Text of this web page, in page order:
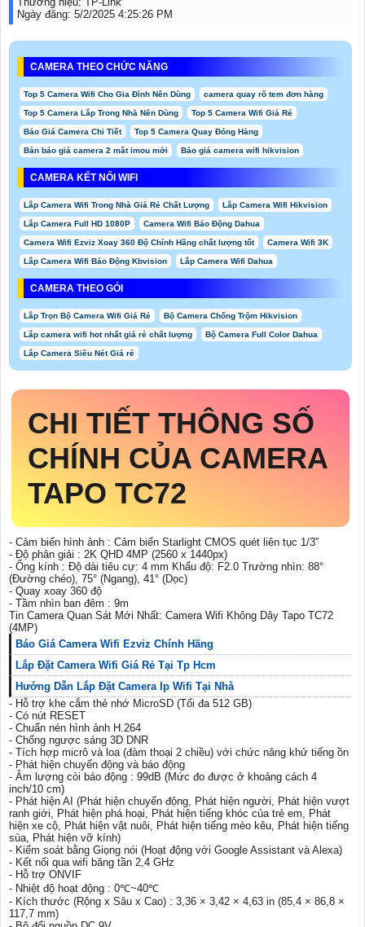
Ngày đăng: 5/2/2025 4:25:26 PM
CAMERA THEO CHỨC NĂNG
Top 5 Camera Wifi Cho Gia Đình Nên Dùng camera quay rõ tem đơn hàng
Top 5 Camera Lắp Trong Nhà Nên Dùng Top 5 Camera Wifi Giá Rẻ
Báo Giá Camera Chi Tiết Top 5 Camera Quay Đóng Hàng
Bản báo giá camera 2 mắt imou mới Báo giá camera wifi hikvision
CAMERA KẾT NỐI WIFI
Lắp Camera Wifi Trong Nhà Giá Rẻ Chất Lượng Lắp Camera Wifi Hikvision
Lắp Camera Full HD 1080P Camera Wifi Báo Động Dahua
Camera Wifi Ezviz Xoay 360 Độ Chính Hãng chất lượng tốt Camera Wifi 3K
Lắp Camera Wifi Báo Động Kbvision Lắp Camera Wifi Dahua
CAMERA THEO GÓI
Lắp Trọn Bộ Camera Wifi Giá Rẻ Bộ Camera Chống Trộm Hikvision
Lắp camera wifi hot nhất giá rẻ chất lượng Bộ Camera Full Color Dahua
Lắp Camera Siêu Nét Giá rẻ
CHI TIẾT THÔNG SỐ
CHÍNH CỦA CAMERA
TAPO TC72
- Cảm biến hình ảnh : Cảm biến Starlight CMOS quét liên tục 1/3”
- Độ phân giải : 2K QHD 4MP (2560 x 1440px)
- Ống kính : Độ dài tiêu cự: 4 mm Khẩu độ: F2.0 Trường nhìn: 88°
(Đường chéo), 75° (Ngang), 41° (Dọc)
- Quay xoay 360 độ
- Tầm nhìn ban đêm : 9m
Tin Camera Quan Sát Mới Nhất: Camera Wifi Không Dây Tapo TC72
(4MP)
Báo Giá Camera Wifi Ezviz Chính Hãng
Lắp Đặt Camera Wifi Giá Rẻ Tại Tp Hcm
Hướng Dẫn Lắp Đặt Camera Ip Wifi Tại Nhà
- Hỗ trợ khe cắm thẻ nhớ MicroSD (Tối đa 512 GB)
- Có nút RESET
- Chuẩn nén hình ảnh H.264
- Chống ngược sáng 3D DNR
- Tích hợp micrô và loa (đàm thoại 2 chiều) với chức năng khử tiếng ồn
- Phát hiện chuyển động và báo động
- Âm lượng còi báo động : 99dB (Mức đo được ở khoảng cách 4
inch/10 cm)
- Phát hiện AI (Phát hiện chuyển động, Phát hiện người, Phát hiện vượt
ranh giới, Phát hiện phá hoại, Phát hiện tiếng khóc của trẻ em, Phát
hiện xe cộ, Phát hiện vật nuôi, Phát hiện tiếng mèo kêu, Phát hiện tiếng
sủa, Phát hiện vỡ kính)
- Kiểm soát bằng Giọng nói (Hoạt động với Google Assistant và Alexa)
- Kết nối qua wifi băng tần 2,4 GHz
- Hỗ trợ ONVIF
- Nhiệt độ hoạt động : 0℃~40℃
- Kích thước (Rộng x Sâu x Cao) : 3,36 × 3,42 × 4,63 in (85,4 × 86,8 ×
117,7 mm)